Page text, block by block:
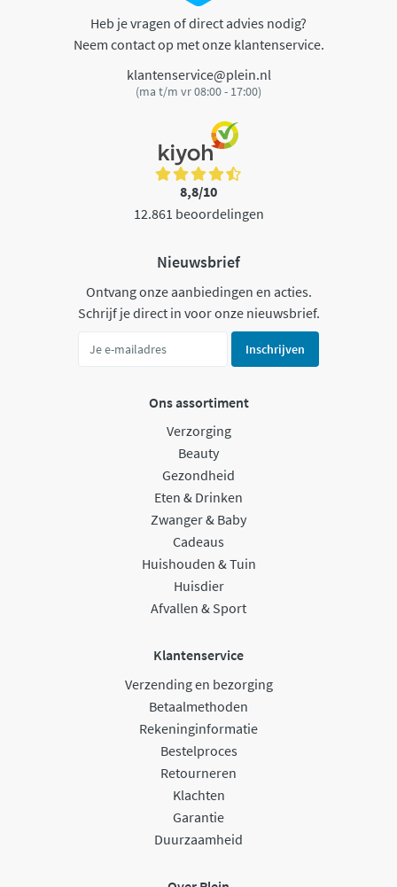
Heb je vragen of direct advies nodig?
Neem contact op met onze klantenservice.
klantenservice@plein.nl
(ma t/m vr 08:00 - 17:00)
8,8/10
12.861 beoordelingen
Nieuwsbrief
Ontvang onze aanbiedingen en acties.
Schrijf je direct in voor onze nieuwsbrief.
Inschrijven
Ons assortiment
Verzorging
Beauty
Gezondheid
Eten & Drinken
Zwanger & Baby
Cadeaus
Huishouden & Tuin
Huisdier
Afvallen & Sport
Klantenservice
Verzending en bezorging
Betaalmethoden
Rekeninginformatie
Bestelproces
Retourneren
Klachten
Garantie
Duurzaamheid